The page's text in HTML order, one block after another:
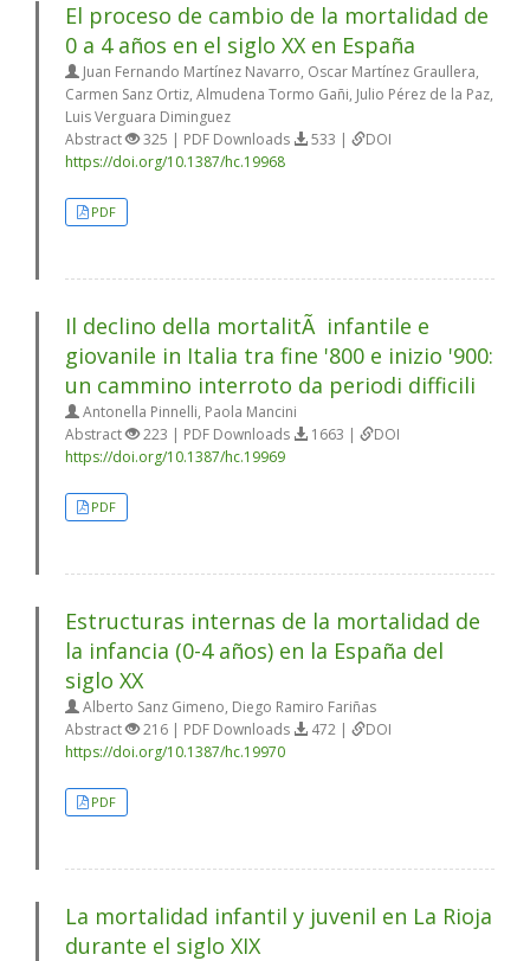
El proceso de cambio de la mortalidad de
0 a 4 años en el siglo XX en España
Juan Fernando Martínez Navarro, Oscar Martínez Graullera,
Carmen Sanz Ortiz, Almudena Tormo Gañi, Julio Pérez de la Paz,
Luis Verguara Diminguez
Abstract
325 | PDF Downloads 533 |
DOI
https://doi.org/10.1387/hc.19968
PDF
Il declino della mortalitÃ infantile e
giovanile in Italia tra fine '800 e inizio '900:
un cammino interroto da periodi difficili
Antonella Pinnelli, Paola Mancini
Abstract
223 | PDF Downloads 1663 |
DOI
https://doi.org/10.1387/hc.19969
PDF
Estructuras internas de la mortalidad de
la infancia (0-4 años) en la España del
siglo XX
Alberto Sanz Gimeno, Diego Ramiro Fariñas
Abstract
216 | PDF Downloads 472 |
DOI
https://doi.org/10.1387/hc.19970
PDF
La mortalidad infantil y juvenil en La Rioja
durante el siglo XIX